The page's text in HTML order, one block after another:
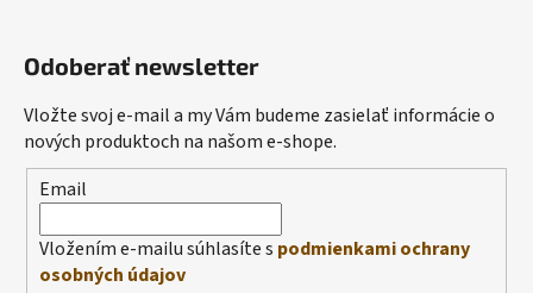
Odoberať newsletter
Vložte svoj e-mail a my Vám budeme zasielať informácie o
nových produktoch na našom e-shope.
Email
Vložením e-mailu súhlasíte s podmienkami ochrany
osobných údajov